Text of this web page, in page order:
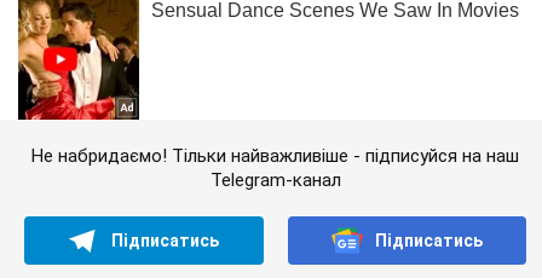
Не набридаємо! Тільки найважливіше - підписуйся на наш
Telegram-канал
Підписатись Підписатись